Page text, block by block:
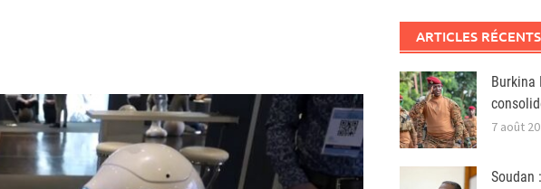
ARTICLES RÉCENTS
Burkina
7 août
Soudan